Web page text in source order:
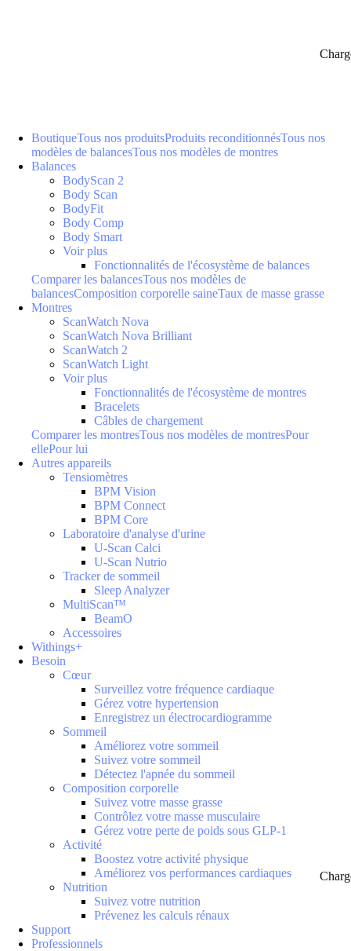
BoutiqueTous nos produitsProduits reconditionnésTous nos
modèles de balancesTous nos modèles de montres
Balances
BodyScan 2
Body Scan
BodyFit
Body Comp
Body Smart
Voir plus
Fonctionnalités de l'écosystème de balances
Comparer les balancesTous nos modèles de
balancesComposition corporelle saineTaux de masse grasse
Montres
ScanWatch Nova
ScanWatch Nova Brilliant
ScanWatch 2
ScanWatch Light
Voir plus
Fonctionnalités de l'écosystème de montres
Bracelets
Câbles de chargement
Comparer les montresTous nos modèles de montresPour
ellePour lui
Autres appareils
Tensiomètres
BPM Vision
BPM Connect
BPM Core
Laboratoire d'analyse d'urine
U-Scan Calci
U-Scan Nutrio
Tracker de sommeil
Sleep Analyzer
MultiScan™
BeamO
Accessoires
Withings+
Besoin
Cœur
Surveillez votre fréquence cardiaque
Gérez votre hypertension
Enregistrez un électrocardiogramme
Sommeil
Améliorez votre sommeil
Suivez votre sommeil
Détectez l'apnée du sommeil
Composition corporelle
Suivez votre masse grasse
Contrôlez votre masse musculaire
Gérez votre perte de poids sous GLP-1
Activité
Boostez votre activité physique
Améliorez vos performances cardiaques
Nutrition
Suivez votre nutrition
Prévenez les calculs rénaux
Support
Professionnels